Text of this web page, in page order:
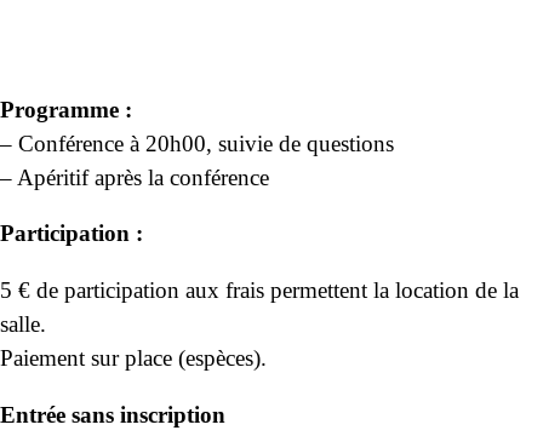
Programme :
– Conférence à 20h00, suivie de questions
– Apéritif après la conférence
Participation :
5 € de participation aux frais permettent la location de la
salle.
Paiement sur place (espèces).
Entrée sans inscription